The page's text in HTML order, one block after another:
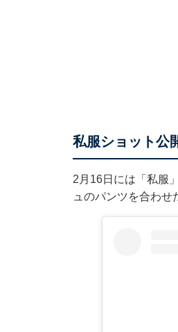
私服ショット公
2月16日には「私服
ュのパンツを合わせ